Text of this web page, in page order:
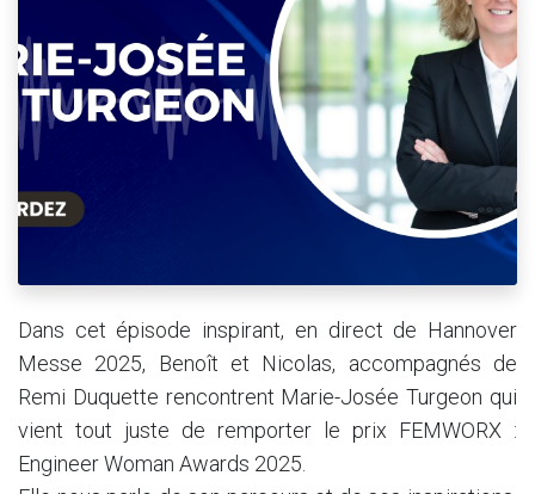
Dans cet épisode inspirant, en direct de Hannover
Messe 2025, Benoît et Nicolas, accompagnés de
Remi Duquette rencontrent Marie-Josée Turgeon qui
vient tout juste de remporter le prix FEMWORX :
Engineer Woman Awards 2025.